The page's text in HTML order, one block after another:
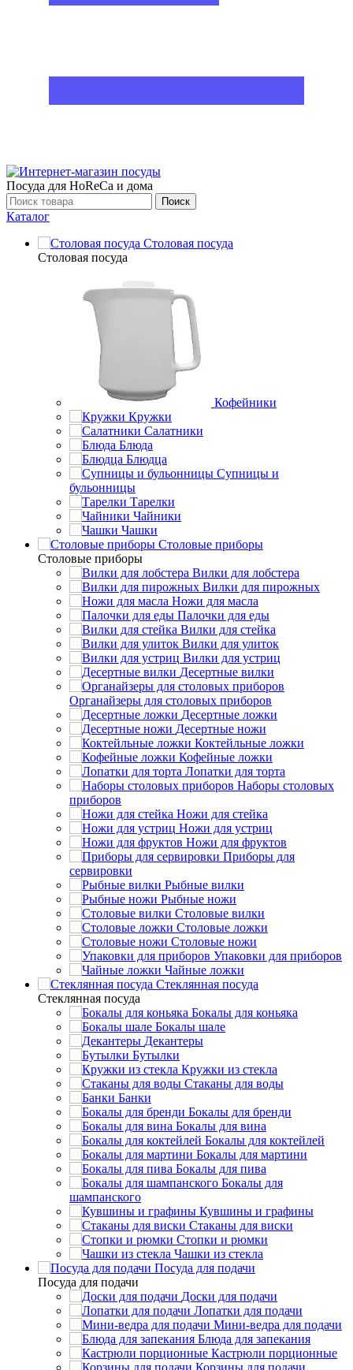
Посуда для HoReCa и дома
Поиск
Каталог
Столовая посуда
Столовая посуда
Кофейники
Кружки
Салатники
Блюда
Блюдца
Супницы и
бульонницы
Тарелки
Чайники
Чашки
Cтоловые приборы
Cтоловые приборы
Вилки для лобстера
Вилки для пирожных
Ножи для масла
Палочки для еды
Вилки для стейка
Вилки для улиток
Вилки для устриц
Десертные вилки
Органайзеры для столовых приборов
Десертные ложки
Десертные ножи
Коктейльные ложки
Кофейные ложки
Лопатки для торта
Наборы столовых
приборов
Ножи для стейка
Ножи для устриц
Ножи для фруктов
Приборы для
сервировки
Рыбные вилки
Рыбные ножи
Столовые вилки
Столовые ложки
Столовые ножи
Упаковки для приборов
Чайные ложки
Стеклянная посуда
Стеклянная посуда
Бокалы для коньяка
Бокалы шале
Декантеры
Бутылки
Кружки из стекла
Стаканы для воды
Банки
Бокалы для бренди
Бокалы для вина
Бокалы для коктейлей
Бокалы для мартини
Бокалы для пива
Бокалы для
шампанского
Кувшины и графины
Стаканы для виски
Стопки и рюмки
Чашки из стекла
Посуда для подачи
Посуда для подачи
Доски для подачи
Лопатки для подачи
Мини-ведра для подачи
Блюда для запекания
Кастрюли порционные
Корзины для подачи